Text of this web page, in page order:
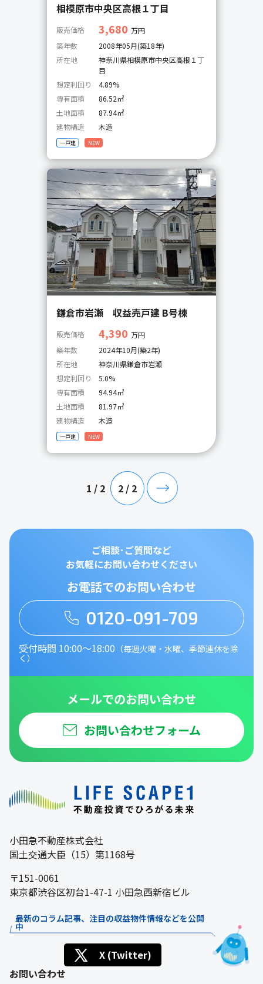
相模原市中央区高根１丁目
販売価格 3,680 万円
築年数
2008年05月(築18年)
所在地
神奈川県相模原市中央区高根１丁
目
想定利回り
4.89%
専有面積
86.52㎡
土地面積
87.94㎡
建物構造
木造
一戸建 NEW
鎌倉市岩瀬 収益売戸建 B号棟
販売価格 4,390 万円
築年数
2024年10月(築2年)
所在地
神奈川県鎌倉市岩瀬
想定利回り
5.0%
専有面積
94.94㎡
土地面積
81.97㎡
建物構造
木造
一戸建 NEW
1 / 2 2 / 2
ご相談･ご質問など
お気軽にお問い合わせください
お電話でのお問い合わせ
0120-091-709
受付時間 10:00～18:00 （毎週火曜・水曜、季節連休を除
く）
メールでのお問い合わせ
お問い合わせフォーム
小田急不動産株式会社
国土交通大臣（15）第1168号
〒151-0061
東京都渋谷区初台1-47-1 小田急西新宿ビル
最新のコラム記事、注目の収益物件情報などを公開
中
X (Twitter)
お問い合わせ